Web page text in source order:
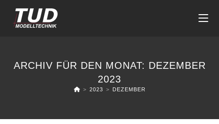
Inhalt
springen
ARCHIV FÜR DEN MONAT: DEZEMBER
2023
> 2023 > DEZEMBER